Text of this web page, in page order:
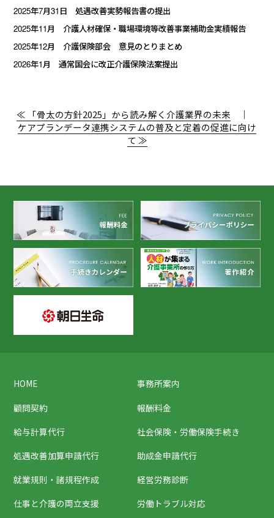
2025年7月31 日 処遇改善実勢報告書の提出
2025年11月 介護人材確保・職場環境等改善事業補助金実績報告
2025年12月 介護保険部会 意見のとりまとめ
2026年1月 通常国会に改正介護保険法案提出
≪ 「骨太の方針2025」から読み解く介護業界の未来 ｜
ケアプランデータ連携システムの普及と定着の促進に向け
て ≫
HOME
事務所案内
顧問契約
報酬料金
給与計算代行
社会保険・労働保険手続き
処遇改善加算申請代行
助成金申請代行
就業規則・諸規程作成
経営労務診断
仕事と介護の両立支援
労働トラブル対応